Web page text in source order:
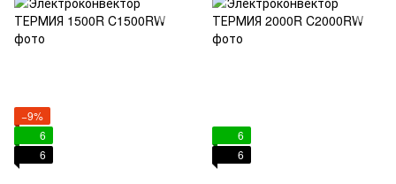
−9%
6
6
6
6